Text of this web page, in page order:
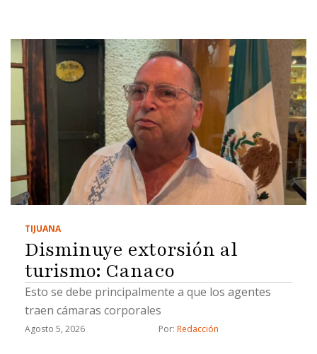
TIJUANA
Disminuye extorsión al
turismo: Canaco
Esto se debe principalmente a que los agentes
traen cámaras corporales
Agosto 5, 2026 Por: Redacción